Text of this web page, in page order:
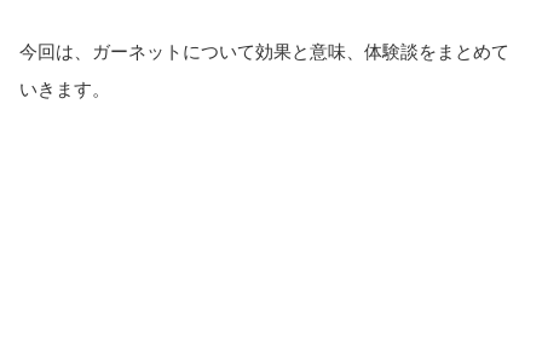
今回は、ガーネットについて効果と意味、体験談をまとめて
いきます。